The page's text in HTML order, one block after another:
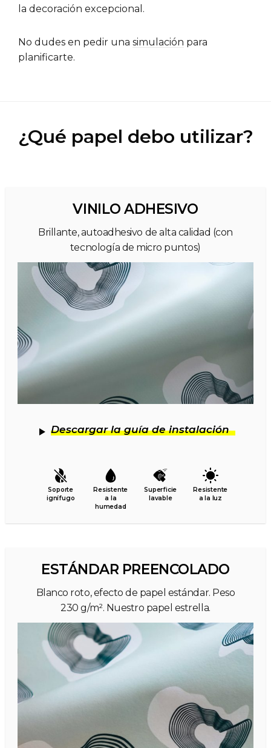
la decoración excepcional.
No dudes en pedir una simulación para
planificarte.
¿Qué papel debo utilizar?
VINILO ADHESIVO
Brillante, autoadhesivo de alta calidad (con
tecnología de micro puntos)
Descargar la guía de instalación
Soporte
ignífugo
Resistente
a la
humedad
Superficie
lavable
Resistente
a la luz
ESTÁNDAR PREENCOLADO
Blanco roto, efecto de papel estándar. Peso
230 g/m². Nuestro papel estrella.